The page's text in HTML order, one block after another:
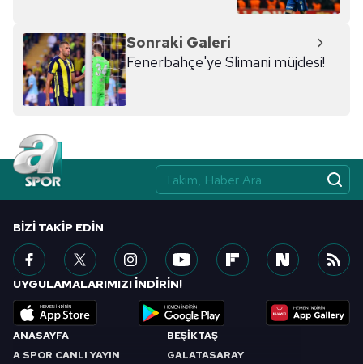
Sonraki Galeri
Fenerbahçe'ye Slimani müjdesi!
ANASAYFA
A SPOR CANLI YAYIN
BEŞİKTAŞ
GALATASARAY
BIZI TAKIP EDIN
UYGULAMALARIMIZI İNDİRİN!